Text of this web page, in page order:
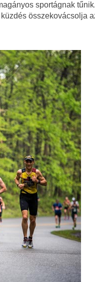
sportágnak
összekovácsolja